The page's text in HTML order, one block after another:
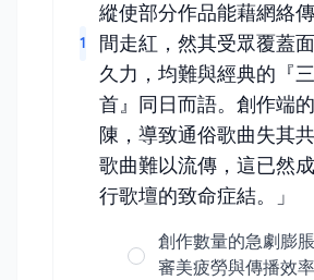
1
縱使部分作品能藉網絡
間走紅，然其受眾覆蓋
久力，均難與經典的『
首』同日而語。創作端
陳，導致通俗歌曲失其
歌曲難以流傳，這已然
行歌壇的致命症結。」
創作數量的急劇膨
審美疲勞與傳播效